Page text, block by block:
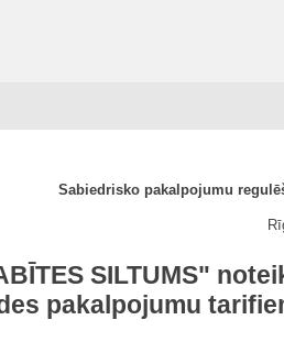
Sabiedrisko pakalpojumu
SILTUMS"
pakalpojumu